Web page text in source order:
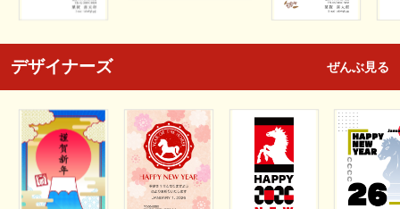
デザイナーズ ぜんぶ見る